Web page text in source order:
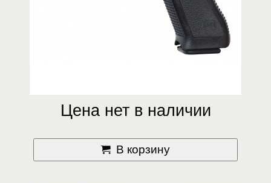
Цена нет в наличии
В корзину